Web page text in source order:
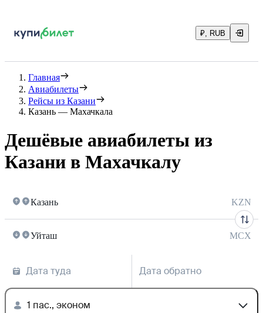
₽, RUB
Главная
Авиабилеты
Рейсы из Казани
Казань — Махачкала
Дешёвые авиабилеты из
Казани в Махачкалу
Казань KZN
Уйташ MCX
Дата туда Дата обратно
1 пас., эконом